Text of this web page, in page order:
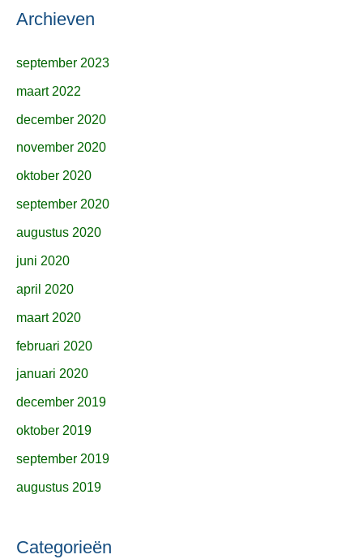
Archieven
september 2023
maart 2022
december 2020
november 2020
oktober 2020
september 2020
augustus 2020
juni 2020
april 2020
maart 2020
februari 2020
januari 2020
december 2019
oktober 2019
september 2019
augustus 2019
Categorieën